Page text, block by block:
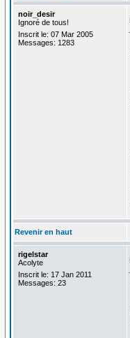
noir_desir
Ignoré de tous!
Inscrit le: 07 Mar 2005
Messages: 1283
Revenir en haut
rigelstar
Acolyte
Inscrit le: 17 Jan 2011
Messages: 23